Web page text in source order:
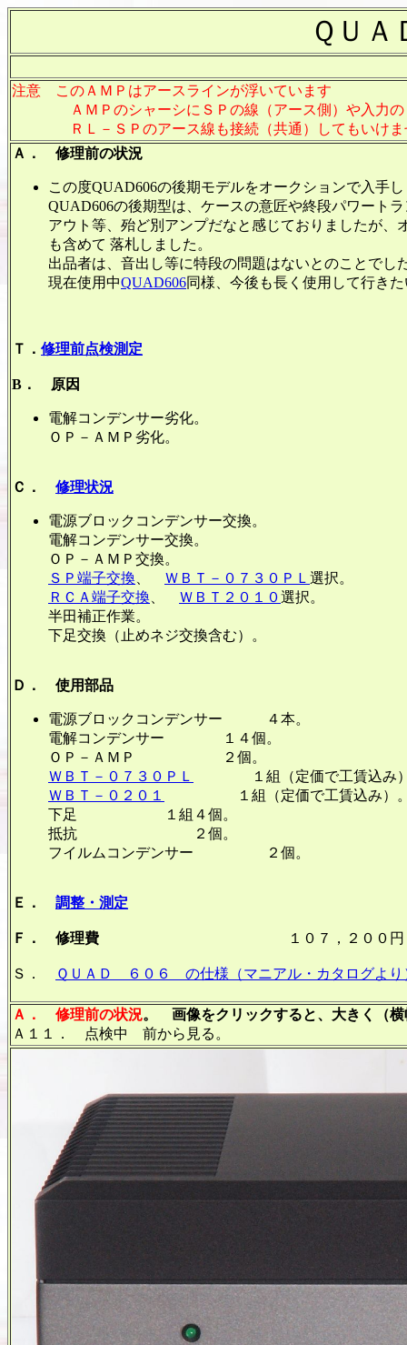
ＱＵ
注意 このＡＭＰはアースラインが浮いています
ＡＭＰのシャーシにＳＰの線（アース側）や入力のＲ
ＲＬ－ＳＰのアース線も接続（共通）してもいけま
Ａ． 修理前の状況
この度QUAD606の後期モデルをオークションで入手
QUAD606の後期型は、ケースの意匠や終段パワート
アウト等、殆ど別アンプだなと感じておりましたが
も含めて 落札しました。
出品者は、音出し等に特段の問題はないとのことで
現在使用中QUAD606同様、今後も長く使用して行き
Ｔ． 修理前点検測定
B． 原因
電解コンデンサー劣化。
ＯＰ－ＡＭＰ劣化。
Ｃ． 修理状況
電源ブロックコンデンサー交換。
電解コンデンサー交換。
ＯＰ－ＡＭＰ交換。
ＳＰ端子交換
ＷＢＴ－０７３０ＰＬ 選択。
ＲＣＡ端子交換
ＷＢＴ２０１０選択。
半田補正作業。
下足交換（止めネジ交換含む）。
Ｄ． 使用部品
電源ブロックコンデンサー ４本。
電解コンデンサー １４個。
ＯＰ－ＡＭＰ ２個。
ＷＢＴ－０７３０ＰＬ
１組（定価で工賃込み
ＷＢＴ－０２０１
１組（定価で工賃込み）
下足 １組４個。
抵抗 ２個。
フイルムコンデンサー ２個。
Ｅ． 調整・測定
Ｆ． 修理費 １０７，２００円 オーバ
Ｓ． ＱＵＡＤ ６０６ の仕様（マニアル・カタログより
Ａ． 修理前の状況。 画像をクリックすると、大きく（横
Ａ１１． 点検中 前から見る。